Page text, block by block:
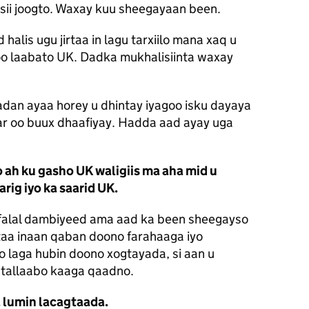
joogto. Waxay kuu sheegayaan been.
ugu jirtaa in lagu tarxiilo mana xaq u
laabato UK. Dadka mukhalisiinta waxay
ayaa horey u dhintay iyagoo isku dayaya
oo buux dhaafiyay. Hadda aad ayay uga
ku gasho UK waligiis ma aha mid u
iyo ka saarid UK.
dambiyeed ama aad ka been sheegayso
inaan qaban doono farahaaga iyo
hubin doono xogtayada, si aan u
kaaga qaadno.
lumin lacagtaada.